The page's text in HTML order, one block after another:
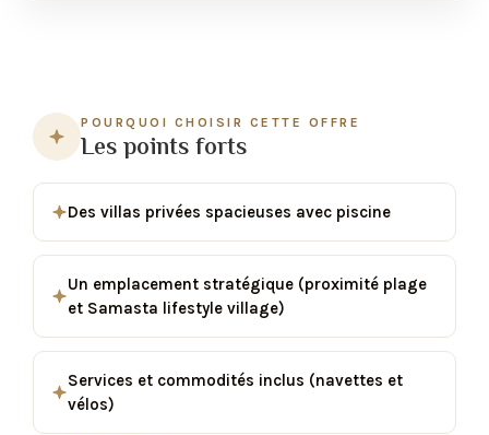
POURQUOI CHOISIR CETTE OFFRE
Les points forts
Des villas privées spacieuses avec piscine
Un emplacement stratégique (proximité plage
et Samasta lifestyle village)
Services et commodités inclus (navettes et
vélos)